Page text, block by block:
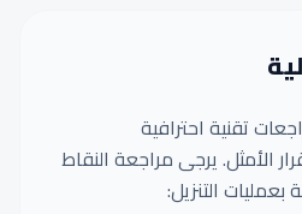
تقنية احترافية
الأمثل. يرجى مراجعة النقاط
بعمليات التنزيل: